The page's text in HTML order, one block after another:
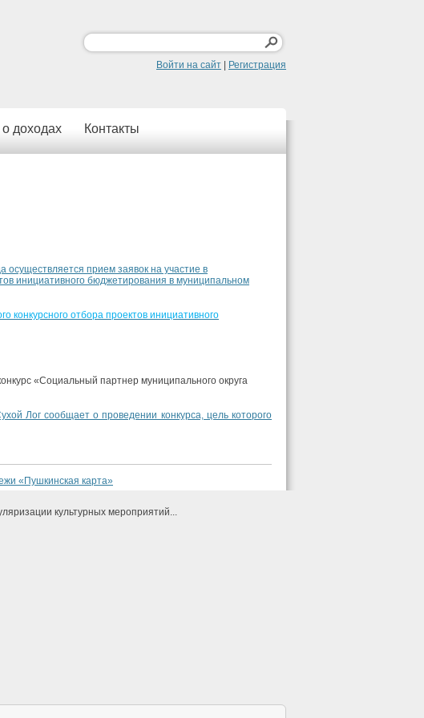
Войти на сайт Регистрация
доходах Контакты
осуществляется прием заявок на участие в
инициативного бюджетирования в муниципальном
конкурсного отбора проектов инициативного
«Социальный партнер муниципального округа
Лог сообщает о проведении конкурса, цель которого
«Пушкинская карта»
культурных мероприятий...